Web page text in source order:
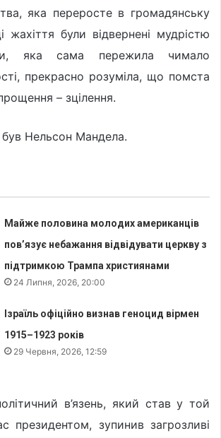
яка переросте в громадянську
жахіття були відвернені мудрістю
яка сама пережила чимало
прекрасно розуміла, що помста
– зцілення.
Нельсон Мандела.
Майже половина молодих американців
пов’язує небажання відвідувати церкву з
підтримкою Трампа християнами
24 Липня, 2026, 20:00
Ізраїль офіційно визнав геноцид вірмен
1915–1923 років
29 Червня, 2026, 12:59
в’язень, який став у той
президентом, зупинив загрозливі